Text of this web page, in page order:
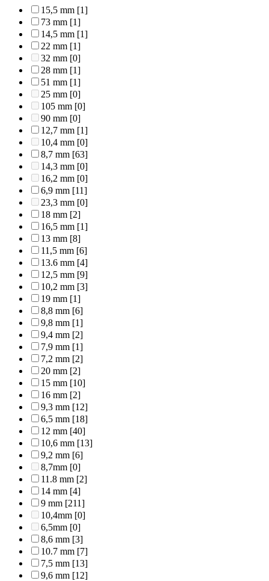
15,5 mm [1]
73 mm [1]
14,5 mm [1]
22 mm [1]
32 mm [0]
28 mm [1]
51 mm [1]
25 mm [0]
105 mm [0]
90 mm [0]
12,7 mm [1]
10,4 mm [0]
8,7 mm [63]
14,3 mm [0]
16,2 mm [0]
6,9 mm [11]
23,3 mm [0]
18 mm [2]
16,5 mm [1]
13 mm [8]
11,5 mm [6]
13.6 mm [4]
12,5 mm [9]
10,2 mm [3]
19 mm [1]
8,8 mm [6]
9,8 mm [1]
9,4 mm [2]
7,9 mm [1]
7,2 mm [2]
20 mm [2]
15 mm [10]
16 mm [2]
9,3 mm [12]
6,5 mm [18]
12 mm [40]
10,6 mm [13]
9,2 mm [6]
8,7mm [0]
11.8 mm [2]
14 mm [4]
9 mm [211]
10,4mm [0]
6,5mm [0]
8,6 mm [3]
10.7 mm [7]
7,5 mm [13]
9,6 mm [12]